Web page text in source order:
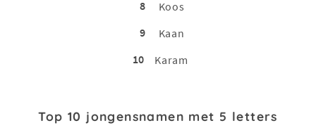
8
Koos
9
Kaan
10
Karam
Top 10 jongensnamen met 5 letters